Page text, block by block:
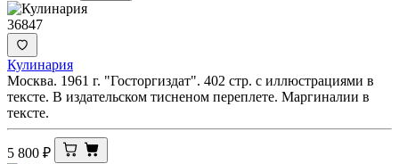
36847
Кулинария
Москва. 1961 г. "Госторгиздат". 402 стр. с иллюстрациями в
тексте. В издательском тисненом переплете. Маргиналии в
тексте.
5 800 ₽